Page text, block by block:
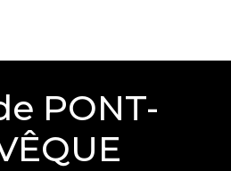
PONT-